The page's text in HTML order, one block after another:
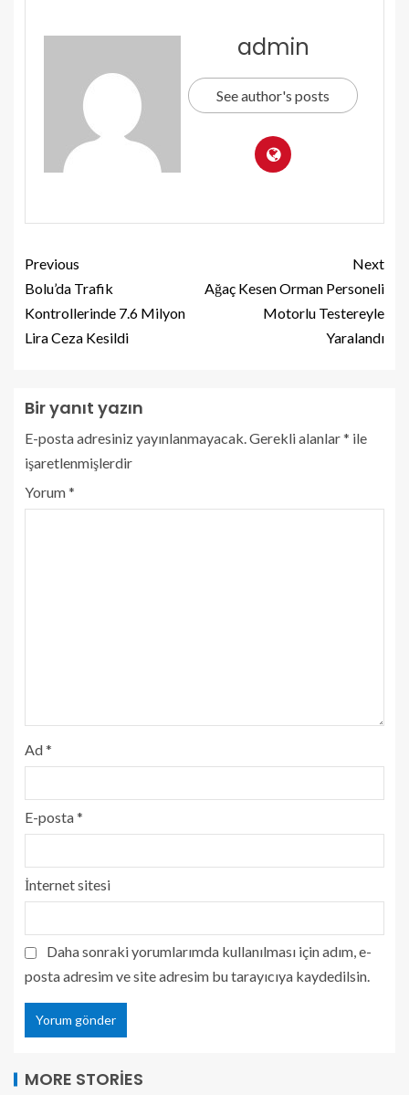
admin
See author's posts
Previous
Bolu’da Trafik
Kontrollerinde 7.6 Milyon
Lira Ceza Kesildi
Next
Ağaç Kesen Orman Personeli
Motorlu Testereyle
Yaralandı
Bir yanıt yazın
E-posta adresiniz yayınlanmayacak. Gerekli alanlar* ile
işaretlenmişlerdir
Yorum*
Ad*
E-posta*
İnternet sitesi
Daha sonraki yorumlarımda kullanılması için adım, e-
posta adresim ve site adresim bu tarayıcıya kaydedilsin.
MORE STORIES